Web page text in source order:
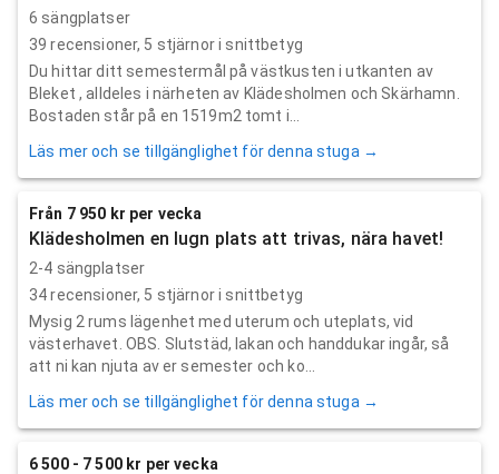
6 sängplatser
39 recensioner, 5 stjärnor i snittbetyg
Du hittar ditt semestermål på västkusten i utkanten av
Bleket , alldeles i närheten av Klädesholmen och Skärhamn.
Bostaden står på en 1519m2 tomt i...
Läs mer och se tillgänglighet för denna stuga →
Från 7 950 kr per vecka
Klädesholmen en lugn plats att trivas, nära havet!
2-4 sängplatser
34recensioner, 5 stjärnor i snittbetyg
Mysig 2 rums lägenhet med uterum och uteplats, vid
västerhavet. OBS. Slutstäd, lakan och handdukar ingår, så
att ni kan njuta av er semester och ko...
Läs mer och se tillgänglighet för denna stuga →
6 500 - 7 500 kr per vecka